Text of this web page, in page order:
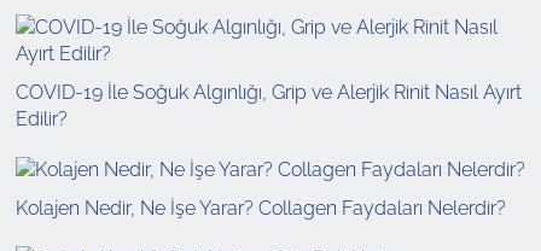
COVID-19 İle Soğuk Algınlığı, Grip ve Alerjik Rinit Nasıl Ayırt
Edilir?
Kolajen Nedir, Ne İşe Yarar? Collagen Faydaları Nelerdir?